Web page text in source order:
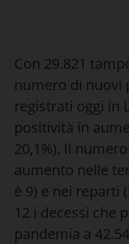
Con 29.821
numero di nuovi
registrati oggi in
positività in
20,1%). Il
aumento nelle
è 9) e nei reparti
12 i decessi che
pandemia a